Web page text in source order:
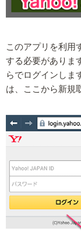
このアプリを利用
する必要がありま
らでログインしま
は、ここから新規